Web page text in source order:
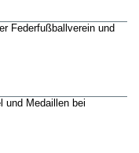
Federfußballverein und
und Medaillen bei